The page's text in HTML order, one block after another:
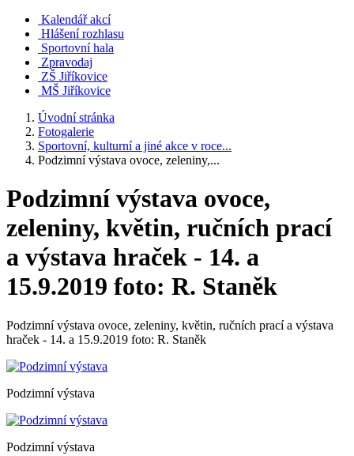
Kalendář akcí
Hlášení rozhlasu
Sportovní hala
Zpravodaj
ZŠ Jiříkovice
MŠ Jiříkovice
Úvodní stránka
Fotogalerie
Sportovní, kulturní a jiné akce v roce...
Podzimní výstava ovoce, zeleniny,...
Podzimní výstava ovoce,
zeleniny, květin, ručních prací
a výstava hraček - 14. a
15.9.2019 foto: R. Staněk
Podzimní výstava ovoce, zeleniny, květin, ručních prací a výstava
hraček - 14. a 15.9.2019 foto: R. Staněk
Podzimní výstava
Podzimní výstava